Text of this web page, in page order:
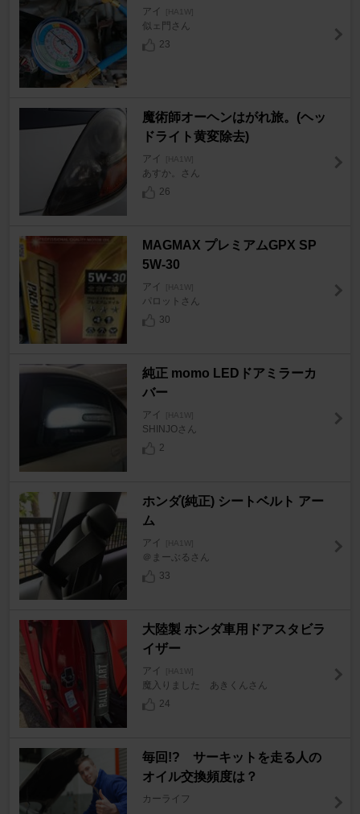
アイ [HA1W]
似ェ門さん
23
魔術師オーヘンはがれ旅。(ヘッ
ドライト黄変除去)
アイ [HA1W]
あすか。さん
26
MAGMAX プレミアムGPX SP
5W-30
アイ [HA1W]
パロットさん
30
純正 momo LEDドアミラーカ
バー
アイ [HA1W]
SHINJOさん
2
ホンダ(純正) シートベルト アー
ム
アイ [HA1W]
＠まーぶるさん
33
大陸製 ホンダ車用ドアスタビラ
イザー
アイ [HA1W]
魔入りました あきくんさん
24
毎回!? サーキットを走る人の
オイル交換頻度は？
カーライフ